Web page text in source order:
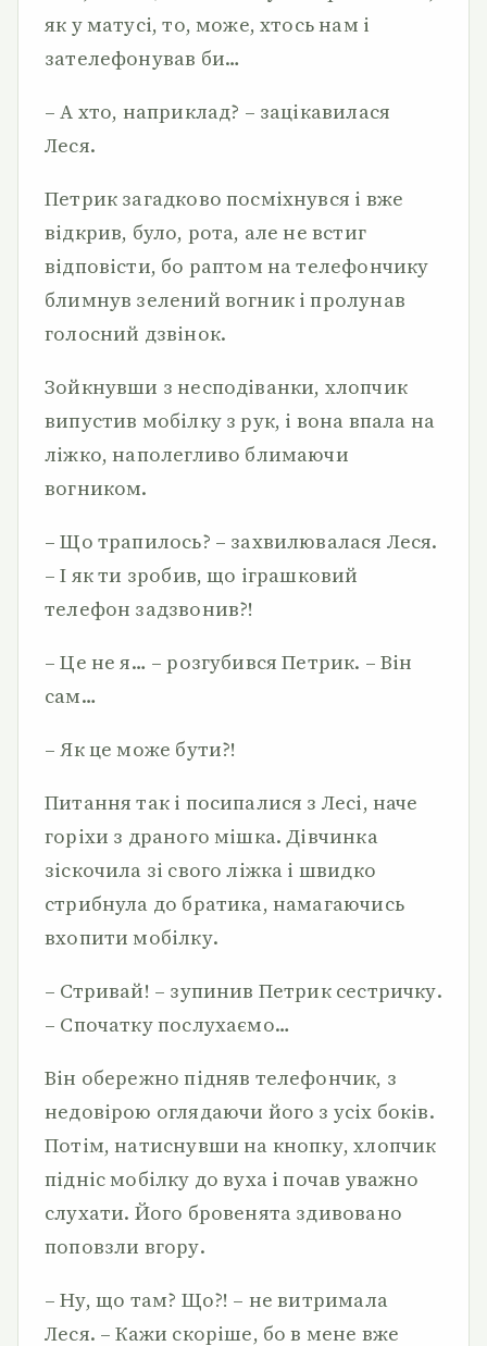
як у матусі, то, може, хтось нам і
зателефонував би…
– А хто, наприклад? – зацікавилася
Леся.
Петрик загадково посміхнувся і вже
відкрив, було, рота, але не встиг
відповісти, бо раптом на телефончику
блимнув зелений вогник і пролунав
голосний дзвінок.
Зойкнувши з несподіванки, хлопчик
випустив мобілку з рук, і вона впала на
ліжко, наполегливо блимаючи
вогником.
– Що трапилось? – захвилювалася Леся.
– І як ти зробив, що іграшковий
телефон задзвонив?!
– Це не я… – розгубився Петрик. – Він
сам…
– Як це може бути?!
Питання так і посипалися з Лесі, наче
горіхи з драного мішка. Дівчинка
зіскочила зі свого ліжка і швидко
стрибнула до братика, намагаючись
вхопити мобілку.
– Стривай! – зупинив Петрик сестричку.
– Спочатку послухаємо…
Він обережно підняв телефончик, з
недовірою оглядаючи його з усіх боків.
Потім, натиснувши на кнопку, хлопчик
підніс мобілку до вуха і почав уважно
слухати. Його бровенята здивовано
поповзли вгору.
– Ну, що там? Що?! – не витримала
Леся. – Кажи скоріше, бо в мене вже